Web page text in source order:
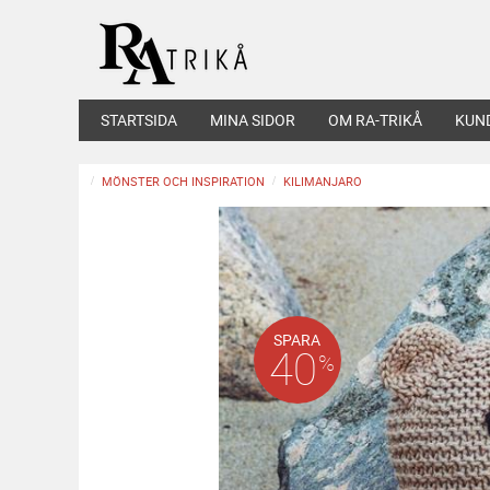
STARTSIDA MINA SIDOR OM RA-TRIKÅ
MÖNSTER OCH INSPIRATION KILIMANJARO
SPARA
40%